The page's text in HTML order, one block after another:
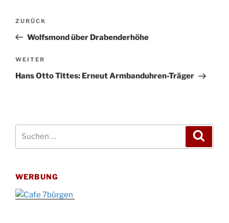
Beitragsnavigation
Vorheriger
Beitrag
ZURÜCK
Wolfsmond über Drabenderhöhe
Nächster
Beitrag
WEITER
Hans Otto Tittes: Erneut Armbanduhren-Träger
WERBUNG